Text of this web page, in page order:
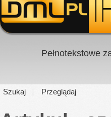
Pełnotekstowe
Szukaj Przeglądaj